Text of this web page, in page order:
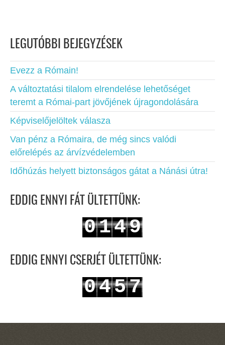
LEGUTÓBBI BEJEGYZÉSEK
Evezz a Rómain!
A változtatási tilalom elrendelése lehetőséget
teremt a Római-part jövőjének újragondolására
Képviselőjelöltek válasza
Van pénz a Rómaira, de még sincs valódi
előrelépés az árvízvédelemben
Időhúzás helyett biztonságos gátat a Nánási útra!
EDDIG ENNYI FÁT ÜLTETTÜNK:
01
2
49
EDDIG ENNYI CSERJÉT ÜLTETTÜNK:
0457